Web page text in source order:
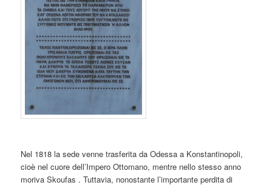
Nel 1818 la sede venne trasferita da Odessa a Konstantinopoli,
cioè nel cuore dell’Impero Ottomano, mentre nello stesso anno
moriva Skoufas . Tuttavia, nonostante l’importante perdita di